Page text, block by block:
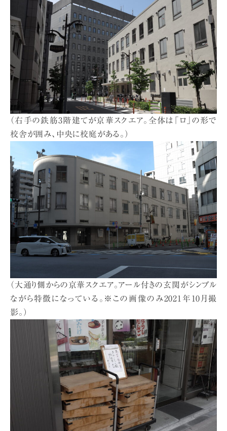
（右手の鉄筋3階建てが京華スクエア。全体は「ロ」の形で
校舎が囲み、中央に校庭がある。）
（大通り側からの京華スクエア。アール付きの玄関がシンプル
ながら特徴になっている。※この画像のみ2021年10月撮
影。）